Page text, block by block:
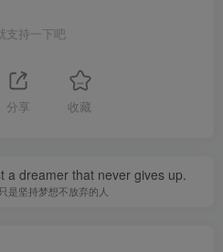
支持一下吧
分享 收藏
a dreamer that never gives up.
是坚持梦想不放弃的人